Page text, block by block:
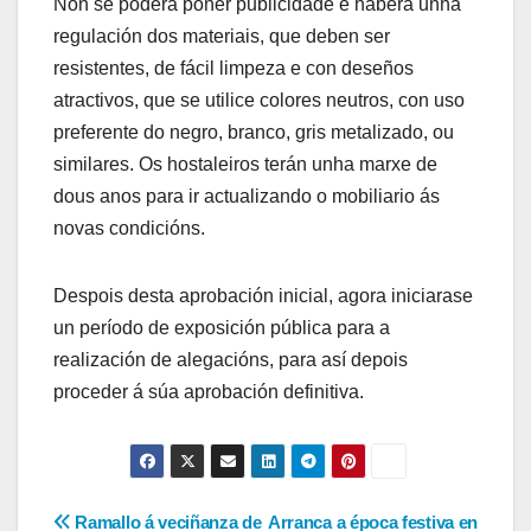
Non se poderá poñer publicidade e haberá unha
regulación dos materiais, que deben ser
resistentes, de fácil limpeza e con deseños
atractivos, que se utilice colores neutros, con uso
preferente do negro, branco, gris metalizado, ou
similares. Os hostaleiros terán unha marxe de
dous anos para ir actualizando o mobiliario ás
novas condicións.
Despois desta aprobación inicial, agora iniciarase
un período de exposición pública para a
realización de alegacións, para así depois
proceder á súa aprobación definitiva.
Arranca a época festiva en
Ramallo á veciñanza de